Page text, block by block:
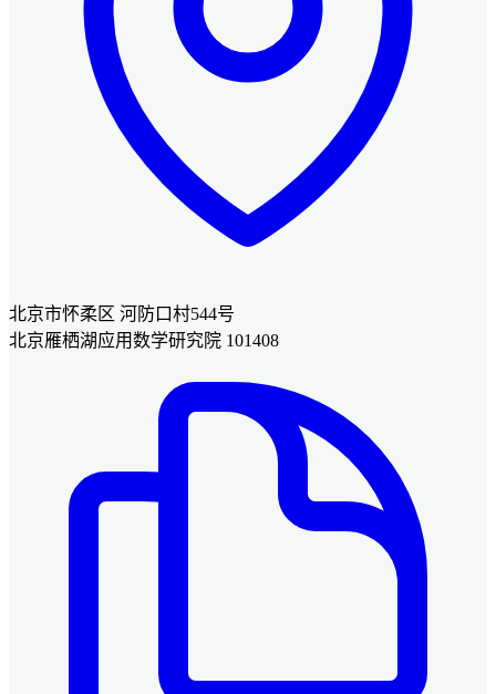
北京市怀柔区 河防口村544号
北京雁栖湖应用数学研究院 101408